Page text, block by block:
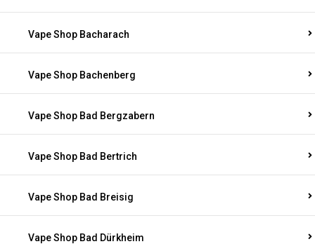
Vape Shop Bacharach
Vape Shop Bachenberg
Vape Shop Bad Bergzabern
Vape Shop Bad Bertrich
Vape Shop Bad Breisig
Vape Shop Bad Dürkheim